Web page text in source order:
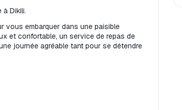
Dikili.
vous embarquer dans une paisible
et confortable, un service de repas de
journée agréable tant pour se détendre